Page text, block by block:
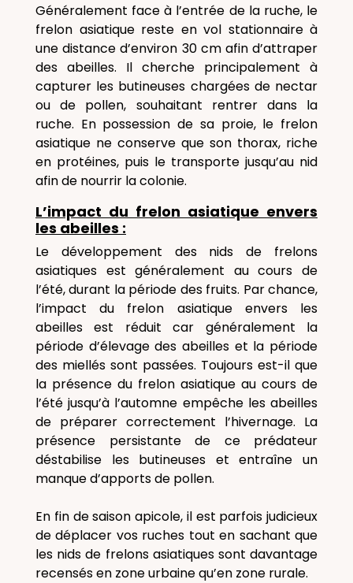
Généralement face à l’entrée de la ruche, le
frelon asiatique reste en vol stationnaire à
une distance d’environ 30 cm afin d’attraper
des abeilles. Il cherche principalement à
capturer les butineuses chargées de nectar
ou de pollen, souhaitant rentrer dans la
ruche. En possession de sa proie, le frelon
asiatique ne conserve que son thorax, riche
en protéines, puis le transporte jusqu’au nid
afin de nourrir la colonie.
L’impact du frelon asiatique envers
les abeilles :
Le développement des nids de frelons
asiatiques est généralement au cours de
l’été, durant la période des fruits. Par chance,
l’impact du frelon asiatique envers les
abeilles est réduit car généralement la
période d’élevage des abeilles et la période
des miellés sont passées. Toujours est-il que
la présence du frelon asiatique au cours de
l’été jusqu’à l’automne empêche les abeilles
de préparer correctement l’hivernage. La
présence persistante de ce prédateur
déstabilise les butineuses et entraîne un
manque d’apports de pollen.
En fin de saison apicole, il est parfois judicieux
de déplacer vos ruches tout en sachant que
les nids de frelons asiatiques sont davantage
recensés en zone urbaine qu’en zone rurale.